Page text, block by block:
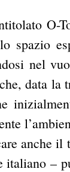
O-
spazio
nel
data
anche
–